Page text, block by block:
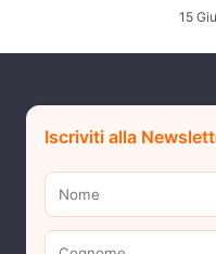
15
Iscriviti alla